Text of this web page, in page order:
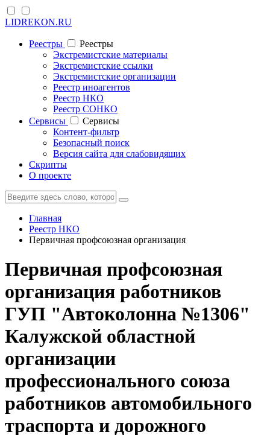
LIDREKON.RU
Реестры
Реестры
Экстремистские материалы
Экстремистские ссылки
Экстремистские организации
Реестр иноагентов
Реестр НКО
Реестр СОНКО
Cервисы
Cервисы
Контент-фильтр
Безопасный поиск
Версия сайта для слабовидящих
Скрипты
О проекте
Главная
Реестр НКО
Первичная профсоюзная организация
Первичная профсоюзная
организация работников
ГУП "Автоколонна №1306"
Калужской областной
организации
профессионального союза
работников автомобильного
траспорта и дорожного